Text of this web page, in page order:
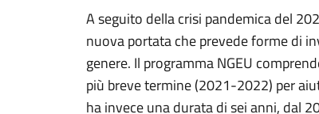
A seguito della crisi pandemica del
nuova portata che prevede forme di
genere. Il programma NGEU
più breve termine (2021-2022) per
ha invece una durata di sei anni, dal